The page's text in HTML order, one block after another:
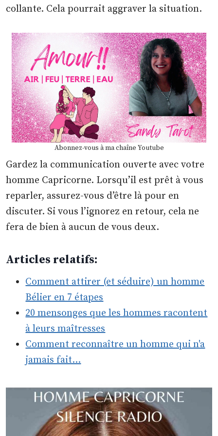
collante. Cela pourrait aggraver la situation.
Abonnez-vous à ma chaîne Youtube
Gardez la communication ouverte avec votre
homme Capricorne. Lorsqu’il est prêt à vous
reparler, assurez-vous d’être là pour en
discuter. Si vous l’ignorez en retour, cela ne
fera de bien à aucun de vous deux.
Articles relatifs:
Comment attirer (et séduire) un homme
Bélier en 7 étapes
20 mensonges que les hommes racontent
à leurs maîtresses
Comment reconnaître un homme qui n'a
jamais fait…